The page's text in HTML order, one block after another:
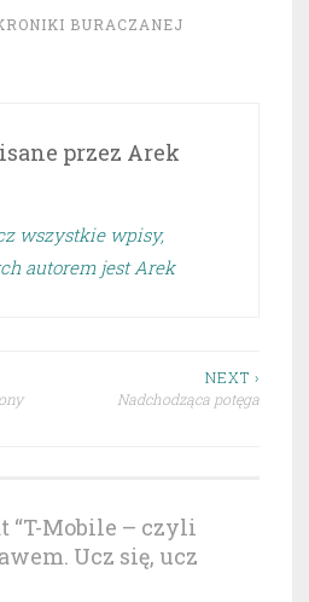
BURACZANEJ
przez Arek
wszystkie wpisy,
autorem jest Arek
NEXT ›
Nadchodząca potęga
“T-Mobile – czyli
Ucz się, ucz